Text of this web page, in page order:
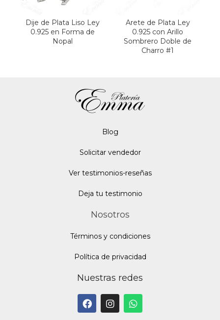
Dije de Plata Liso Ley
0.925 en Forma de
Nopal
Arete de Plata Ley
0.925 con Arillo
Sombrero Doble de
Charro #1
Blog
Solicitar vendedor
Ver testimonios-reseñas
Deja tu testimonio
Nosotros
Términos y condiciones
Política de privacidad
Nuestras redes